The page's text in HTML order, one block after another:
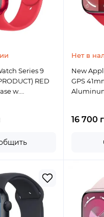
Series 9
RED
w.
Нет в
New
GPS
16 700